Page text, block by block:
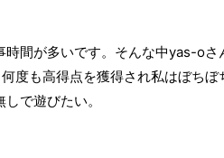
時間が多いです。そんな中yas-o
度も高得点を獲得され私はぼち
で遊びたい。